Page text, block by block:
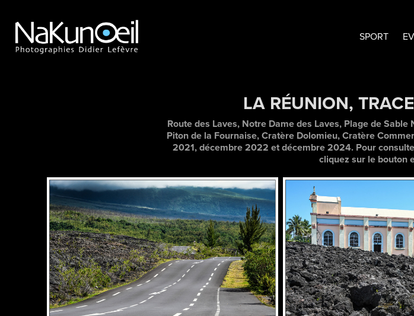
SPORT
LA RÉUNION,
Route des Laves, Notre Dame des Laves, Plage de
Piton de la Fournaise, Cratère Dolomieu, Cratère
2021, décembre 2022 et décembre 2024. Pour
cliquez sur le bouton